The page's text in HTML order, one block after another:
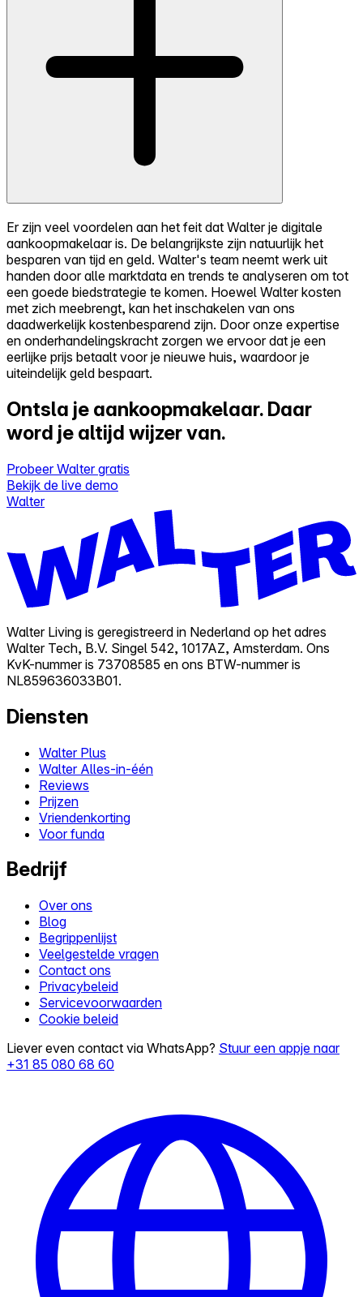
Er zijn veel voordelen aan het feit dat Walter je digitale
aankoopmakelaar is. De belangrijkste zijn natuurlijk het
besparen van tijd en geld. Walter's team neemt werk uit
handen door alle marktdata en trends te analyseren om tot
een goede biedstrategie te komen. Hoewel Walter kosten
met zich meebrengt, kan het inschakelen van ons
daadwerkelijk kostenbesparend zijn. Door onze expertise
en onderhandelingskracht zorgen we ervoor dat je een
eerlijke prijs betaalt voor je nieuwe huis, waardoor je
uiteindelijk geld bespaart.
Ontsla je aankoopmakelaar. Daar
word je altijd wijzer van.
Probeer Walter gratis
Bekijk de live demo
Walter
Walter Living is geregistreerd in Nederland op het adres
Walter Tech, B.V. Singel 542, 1017AZ, Amsterdam. Ons
KvK-nummer is 73708585 en ons BTW-nummer is
NL859636033B01.
Diensten
Walter Plus
Walter Alles-in-één
Reviews
Prijzen
Vriendenkorting
Voor funda
Bedrijf
Over ons
Blog
Begrippenlijst
Veelgestelde vragen
Contact ons
Privacybeleid
Servicevoorwaarden
Cookie beleid
Liever even contact via WhatsApp? Stuur een appje naar
+31 85 080 68 60